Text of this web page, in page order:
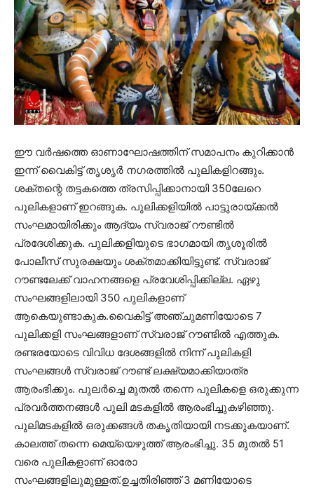
ഈ വര്‍ഷത്തെ ഓണാഘോഷത്തിന് സമാപനം കുറിക്കാന്‍
ഇന്ന് വൈകിട്ട് തൃശൃര്‍ നഗരത്തില്‍ പുലികളിറങ്ങും.
ശക്തന്റെ തട്ടകത്തെ ത്രസിപ്പിക്കാനായി 350ലേറെ
പുലികളാണ് ഇറങ്ങുക. പുലിക്കളിയില്‍ പാട്ടുരായ്ക്കല്‍
സംഘമായിരിക്കും ആദ്യം സ്വരാജ് റൗണ്ടില്‍
പ്രദേശിക്കുക. പുലിക്കളിയുടെ ഭാഗമായി തൃശൂരില്‍
പോലീസ് സുരക്ഷയും ശക്തമാക്കിയിട്ടുണ്ട്. സ്വരാജ്
റൗണ്ടലേക്ക് വാഹനങ്ങളെ പ്രവേശിപ്പിക്കില്ല. ഏഴു
സംഘങ്ങളിലായി 350 പുലികളാണ്
ആകെയുണ്ടാകുക.വൈകിട്ട് അഞ്ചുമണിയോടെ 7
പുലിക്കളി സംഘങ്ങളാണ് സ്വരാജ് റൗണ്ടില്‍ എത്തുക.
രണ്ടരയോടെ വിവിധ ദേശങ്ങളില്‍ നിന്ന് പുലികളി
സംഘങ്ങള്‍ സ്വരാജ് റൗണ്ട് ലക്ഷ്യമാക്കിയാത്ര
ആരംഭിക്കും. പുലര്‍ച്ചെ മുതല്‍ തന്നെ പുലികളെ ഒരുക്കുന്ന
പ്രവര്‍ത്തനങ്ങള്‍ പുലി മടകളില്‍ ആരംഭിച്ചുകഴിഞ്ഞു.
പുലിമടകളില്‍ ഒരുക്കങ്ങള്‍ തകൃതിയായി നടക്കുകയാണ്.
കാലത്ത് തന്നെ മെയ്യെഴുത്ത് ആരംഭിച്ചു. 35 മുതല്‍ 51
വരെ പുലികളാണ് ഓരോ
സംഘങ്ങളിലുമുള്ളത്.ഉച്ചതിരിഞ്ഞ് 3 മണിയോടെ